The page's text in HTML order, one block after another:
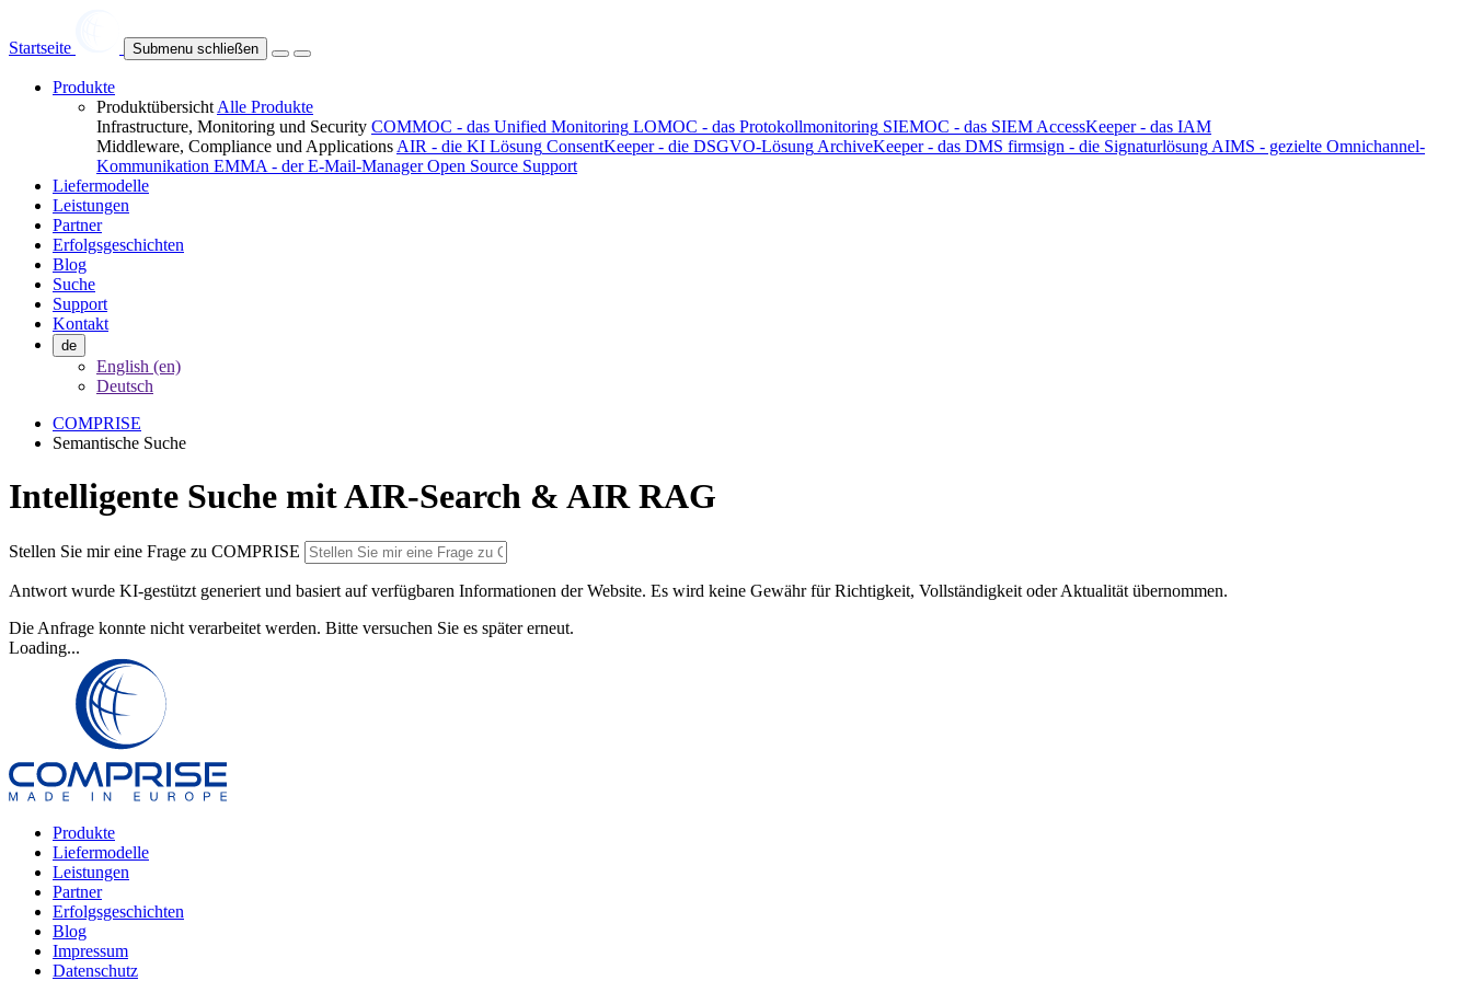
Startseite Submenu schließen
Produkte
Produktübersicht Alle Produkte
Infrastructure, Monitoring und Security COMMOC - das Unified Monitoring LOMOC - das Protokollmonitoring SIEMOC - das SIEM AccessKeeper - das IAM
Middleware, Compliance und Applications AIR - die KI Lösung ConsentKeeper - die DSGVO-Lösung ArchiveKeeper - das DMS firmsign - die Signaturlösung AIMS - gezielte Omnichannel-
Kommunikation EMMA - der E-Mail-Manager Open Source Support
Liefermodelle
Leistungen
Partner
Erfolgsgeschichten
Blog
Suche
Support
Kontakt
de
English (en)
Deutsch
COMPRISE
Semantische Suche
Intelligente Suche mit AIR-Search & AIR RAG
Stellen Sie mir eine Frage zu COMPRISE
Antwort wurde KI-gestützt generiert und basiert auf verfügbaren Informationen der Website. Es wird keine Gewähr für Richtigkeit, Vollständigkeit oder Aktualität übernommen.
Die Anfrage konnte nicht verarbeitet werden. Bitte versuchen Sie es später erneut.
Loading...
Produkte
Liefermodelle
Leistungen
Partner
Erfolgs­geschichten
Blog
Impressum
Datenschutz